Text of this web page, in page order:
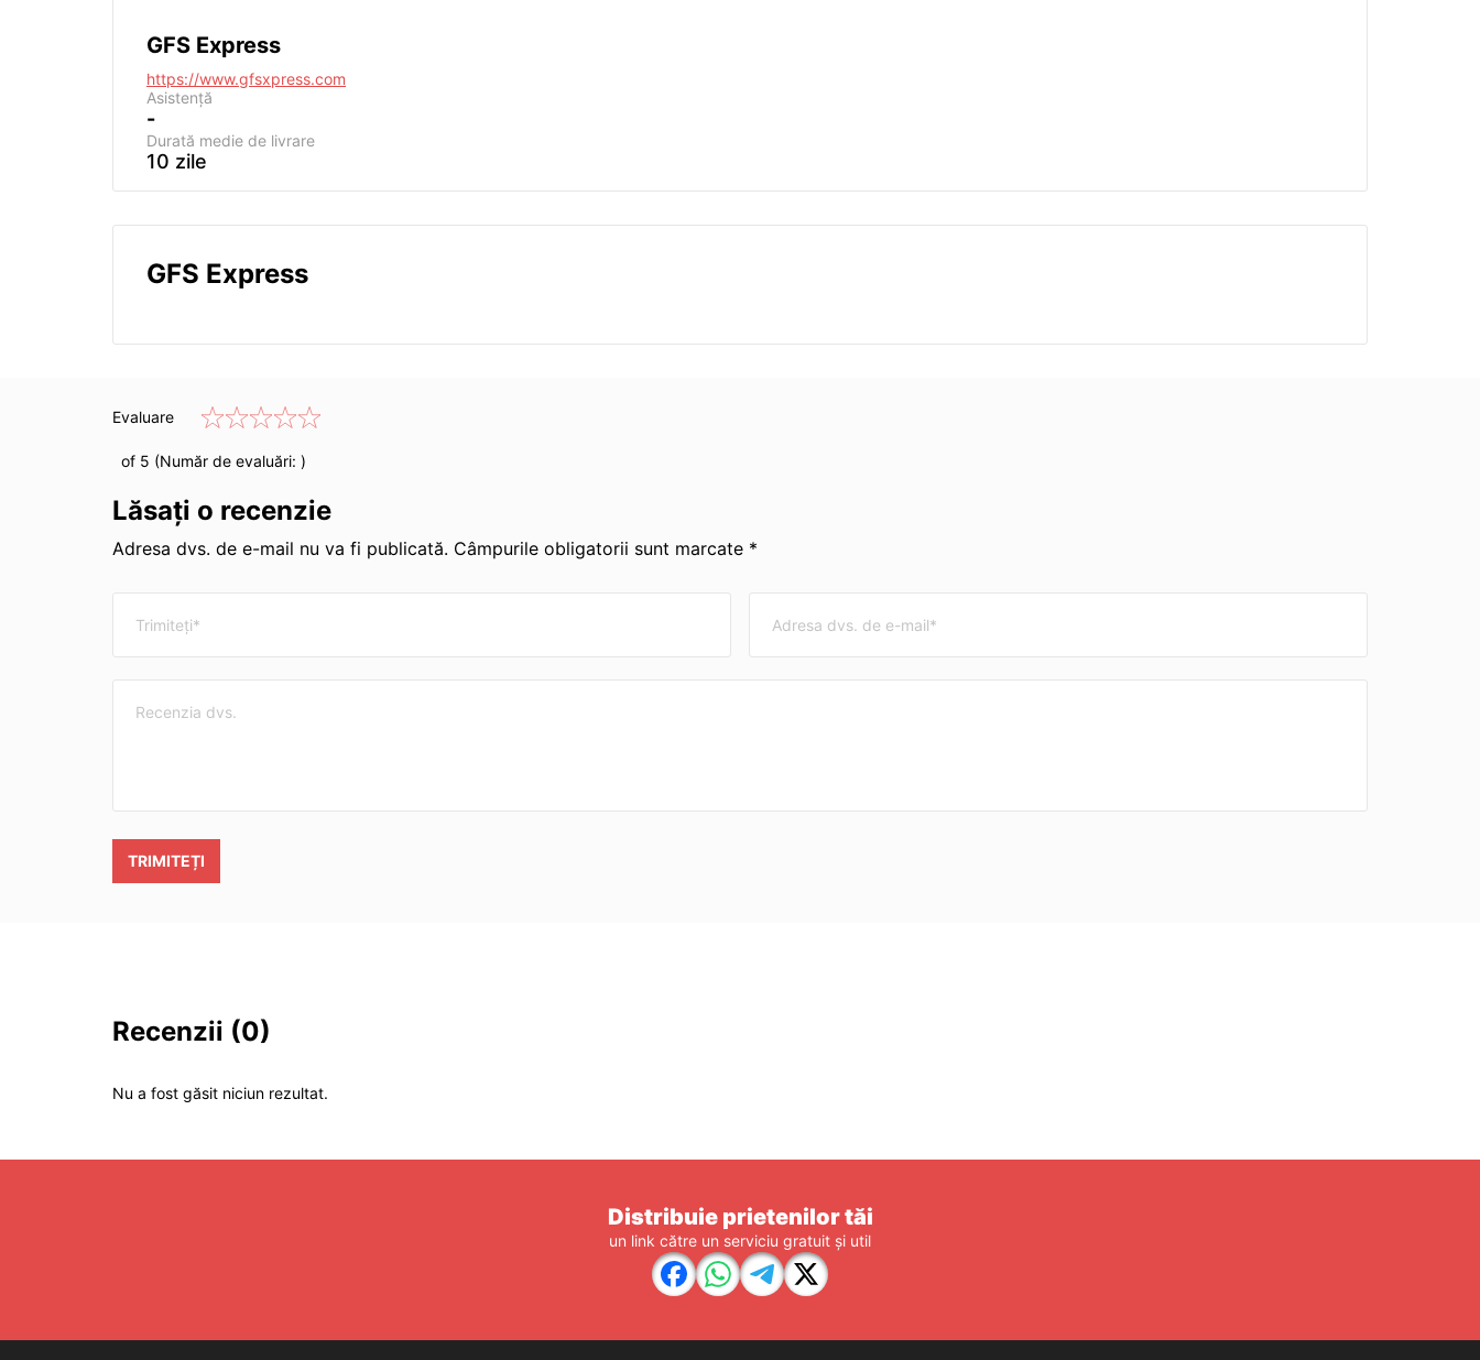
GFS Express
https://www.gfsxpress.com
Asistență
-
Durată medie de livrare
10 zile
GFS Express
Evaluare
of 5 (Număr de evaluări: )
Lăsați o recenzie
Adresa dvs. de e-mail nu va fi publicată. Câmpurile obligatorii sunt marcate *
TRIMITEȚI
Recenzii (0)
Nu a fost găsit niciun rezultat.
Distribuie prietenilor tăi
un link către un serviciu gratuit și util